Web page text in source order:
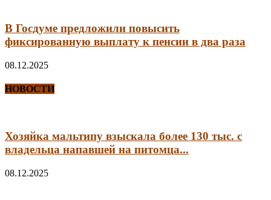
В Госдуме предложили повысить
фиксированную выплату к пенсии в два раза
08.12.2025
НОВОСТИ
Хозяйка мальтипу взыскала более 130 тыс. с
владельца напавшей на питомца...
08.12.2025